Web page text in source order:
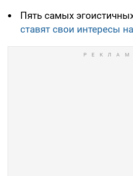
Пять самых
ставят свои интересы